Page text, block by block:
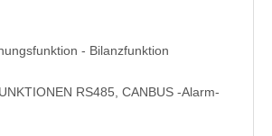
- Bilanzfunktion
RS485, CANBUS -Alarm-